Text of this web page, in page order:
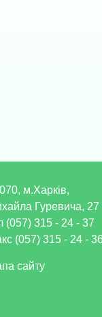
м.Харків,
Гуревича, 27
(057) 315 - 24 - 37
(057) 315 - 24 -
сайту